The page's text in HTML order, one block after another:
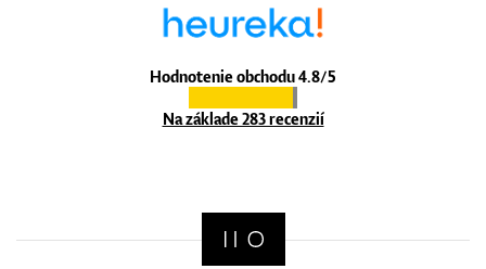
Hodnotenie obchodu 4.8/5
Na základe 283 recenzií